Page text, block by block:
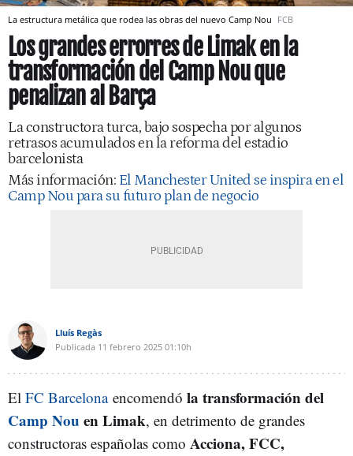
La estructura metálica que rodea las obras del nuevo Camp Nou FCB
Los grandes errorres de Limak en la
transformación del Camp Nou que
penalizan al Barça
La constructora turca, bajo sospecha por algunos
retrasos acumulados en la reforma del estadio
barcelonista
Más información: El Manchester United se inspira en el
Camp Nou para su futuro plan de negocio
Lluís Regàs
Publicada 11 febrero 2025 01:10h
El FC Barcelonaencomendó la transformación del
Camp Nou en Limak, en detrimento de grandes
constructoras españolas como Acciona, FCC,